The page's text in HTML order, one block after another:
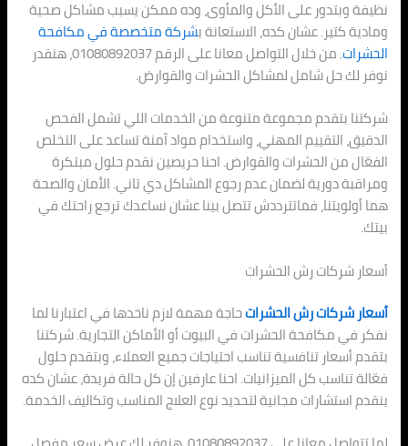
نظيفة وبتدور على الأكل والمأوى، وده ممكن يسبب مشاكل صحية
ومادية كتير. عشان كده، الاستعانة بشركة متخصصة في مكافحة
الحشرات
. من خلال التواصل معانا على الرقم 01080892037، هنقدر
نوفر لك حل شامل لمشاكل الحشرات والقوارض.
شركتنا بتقدم مجموعة متنوعة من الخدمات اللي تشمل الفحص
الدقيق، التقييم المهني، واستخدام مواد آمنة تساعد على التخلص
الفعّال من الحشرات والقوارض. احنا حريصين نقدم حلول مبتكرة
ومراقبة دورية لضمان عدم رجوع المشاكل دي تاني. الأمان والصحة
هما أولويتنا، فماتترددش تتصل بينا عشان نساعدك ترجع راحتك في
بيتك.
أسعار شركات رش الحشرات
أسعار شركات رش الحشراتحاجة مهمة لازم ناخدها في اعتبارنا لما
نفكر في مكافحة الحشرات في البيوت أو الأماكن التجارية. شركتنا
بتقدم أسعار تنافسية تناسب احتياجات جميع العملاء، وبتقدم حلول
فعّالة تناسب كل الميزانيات. احنا عارفين إن كل حالة فريدة، عشان كده
بنقدم استشارات مجانية لتحديد نوع العلاج المناسب وتكاليف الخدمة.